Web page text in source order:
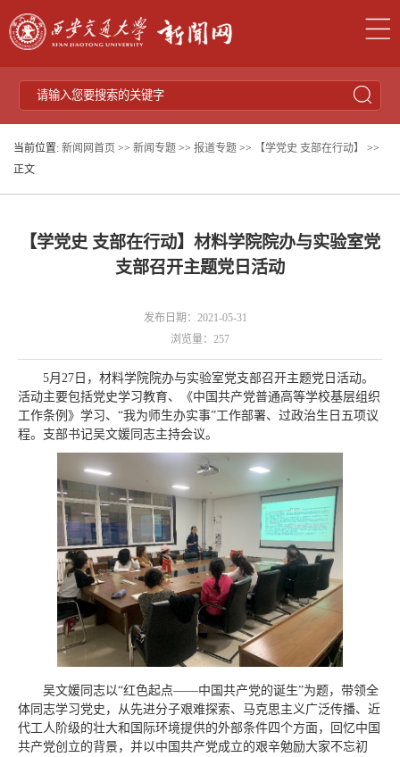
当前位置: 新闻网首页 >> 新闻专题 >> 报道专题 >> 【学党史 支部在行动】
>>
正文
【学党史 支部在行动】材料学院院办与实验室党
支部召开主题党日活动
发布日期：2021-05-31
浏览量： 257
5月27日，材料学院院办与实验室党支部召开主题党日活动。
活动主要包括党史学习教育、《中国共产党普通高等学校基层组织
工作条例》学习、“我为师生办实事”工作部署、过政治生日五项议
程。支部书记吴文媛同志主持会议。
吴文媛同志以“红色起点——中国共产党的诞生”为题，带领全
体同志学习党史，从先进分子艰难探索、马克思主义广泛传播、近
代工人阶级的壮大和国际环境提供的外部条件四个方面，回忆中国
共产党创立的背景，并以中国共产党成立的艰辛勉励大家不忘初